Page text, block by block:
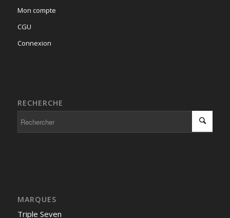
Mon compte
CGU
Connexion
RECHERCHE
MARQUES
Triple Seven